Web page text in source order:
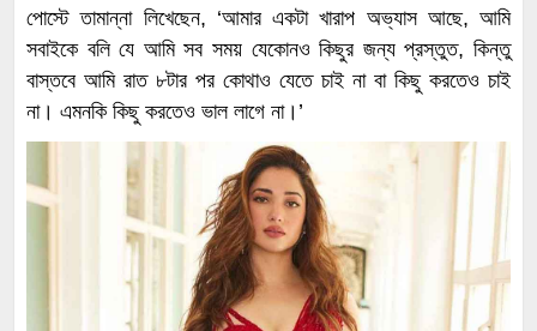
পোস্টে তামান্না লিখেছেন, ‘আমার একটা খারাপ অভ্যাস আছে, আমি
সবাইকে বলি যে আমি সব সময় যেকোনও কিছুর জন্য প্রস্তুত, কিন্তু
বাস্তবে আমি রাত ৮টার পর কোথাও যেতে চাই না বা কিছু করতেও চাই
না। এমনকি কিছু করতেও ভাল লাগে না।’